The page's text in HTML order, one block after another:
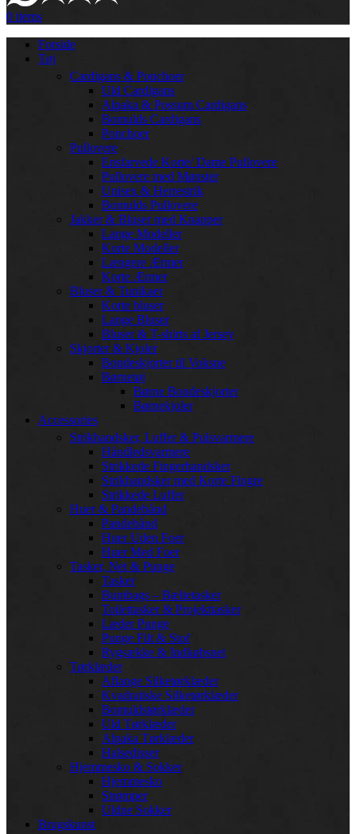
0 items
Forside
Tøj
Cardigans & Ponchoer
Uld Cardigans
Alpaka & Possum Cardigans
Bomulds Cardigans
Ponchoer
Pullovere
Ensfarvede Korte/ Dame Pullovere
Pullovere med Mønster
Unisex & Herrestrik
Bomulds Pullovere
Jakker & Bluser med Knapper
Lange Modeller
Korte Modeller
Længere Ærmer
Korte Ærmer
Bluser & Tunikaer
Korte bluser
Lange Bluser
Bluser & T-shirts af Jersey
Skjorter & Kjoler
Bondeskjorter til Voksne
Børnetøj
Børne Bondeskjorter
Børnekjoler
Accessories
Strikhandsker, Luffer & Pulsvarmere
Håndledsvarmere
Strikkede Fingerhandsker
Strikhandsker med Korte Fingre
Strikkede Luffer
Huer & Pandebånd
Pandebånd
Huer Uden Foer
Huer Med Foer
Tasker, Net & Punge
Tasker
Bumbags – Bæltetasker
Toilettasker & Projekttasker
Læder Punge
Punge Filt & Stof
Rygsække & Indkøbsnet
Tørklæder
Aflange Silketørklæder
Kvadratiske Silketørklæder
Bomuldstørklæder
Uld Tørklæder
Alpaka Tørklæder
Halsedisser
Hjemmesko & Sokker
Hjemmesko
Strømper
Uldne Sokker
Brugskunst